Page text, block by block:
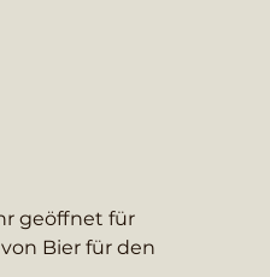
geöffnet für
Bier für den